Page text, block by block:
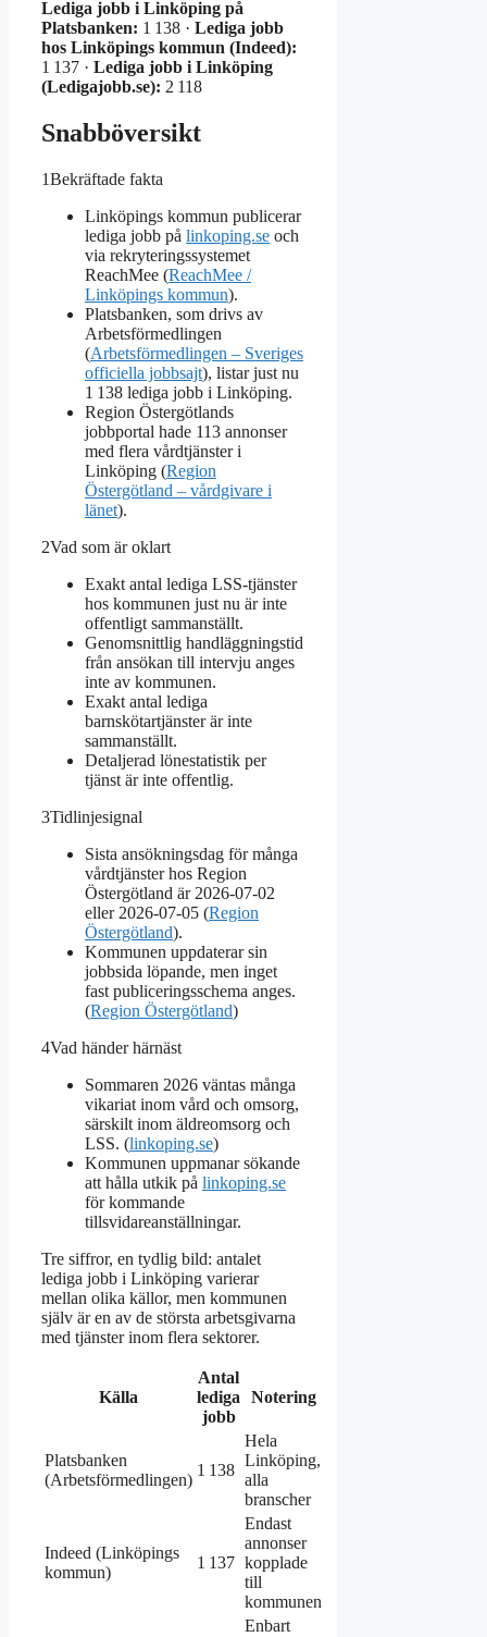
Lediga jobb i Linköping på
Platsbanken: 1 138 · Lediga jobb
hos Linköpings kommun (Indeed):
1 137 · Lediga jobb i Linköping
(Ledigajobb.se): 2 118
Snabböversikt
1Bekräftade fakta
Linköpings kommun publicerar
lediga jobb på linkoping.se och
via rekryteringssystemet
ReachMee (ReachMee /
Linköpings kommun).
Platsbanken, som drivs av
Arbetsförmedlingen
(Arbetsförmedlingen – Sveriges
officiella jobbsajt), listar just nu
1 138 lediga jobb i Linköping.
Region Östergötlands
jobbportal hade 113 annonser
med flera vårdtjänster i
Linköping (Region
Östergötland – vårdgivare i
länet).
2Vad som är oklart
Exakt antal lediga LSS-tjänster
hos kommunen just nu är inte
offentligt sammanställt.
Genomsnittlig handläggningstid
från ansökan till intervju anges
inte av kommunen.
Exakt antal lediga
barnskötartjänster är inte
sammanställt.
Detaljerad lönestatistik per
tjänst är inte offentlig.
3Tidlinjesignal
Sista ansökningsdag för många
vårdtjänster hos Region
Östergötland är 2026-07-02
eller 2026-07-05 (Region
Östergötland).
Kommunen uppdaterar sin
jobbsida löpande, men inget
fast publiceringsschema anges.
(Region Östergötland)
4Vad händer härnäst
Sommaren 2026 väntas många
vikariat inom vård och omsorg,
särskilt inom äldreomsorg och
LSS. (linkoping.se)
Kommunen uppmanar sökande
att hålla utkik på linkoping.se
för kommande
tillsvidareanställningar.
Tre siffror, en tydlig bild: antalet
lediga jobb i Linköping varierar
mellan olika källor, men kommunen
själv är en av de största arbetsgivarna
med tjänster inom flera sektorer.
Källa
Antal
lediga
jobb
Notering
Platsbanken
(Arbetsförmedlingen)
1 138
Hela
Linköping,
alla
branscher
Indeed (Linköpings
kommun)
1 137
Endast
annonser
kopplade
till
kommunen
Enbart